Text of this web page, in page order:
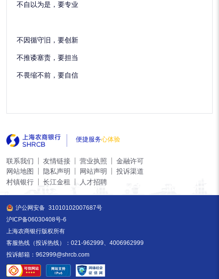
不自以为是，要专业
不因循守旧，要创新
不推诿塞责，要担当
不畏缩不前，要自信
便捷服务心体验
联系我们 友情链接 营业执照
金融许可
网站地图
隐私声明 网站声明
投诉渠道
村镇银行
长江金租 人才招聘
沪公网安备 31010102007687号
沪ICP备06030408号-6
上海农商银行版权所有
客服热线（投诉热线）：021-962999、4006962999
投诉邮箱：962999@shrcb.com